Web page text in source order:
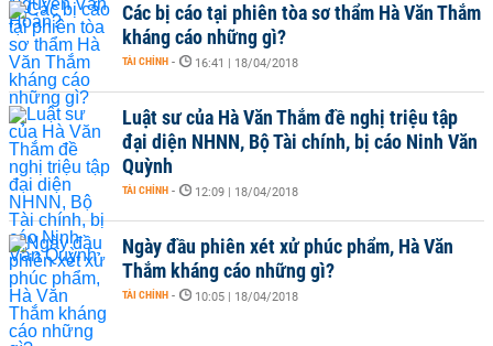
Các bị cáo tại phiên tòa sơ thẩm Hà Văn Thắm
kháng cáo những gì?
TÀI CHÍNH - 16:41 | 18/04/2018
Luật sư của Hà Văn Thắm đề nghị triệu tập
đại diện NHNN, Bộ Tài chính, bị cáo Ninh Văn
Quỳnh
TÀI CHÍNH - 12:09 | 18/04/2018
Ngày đầu phiên xét xử phúc phẩm, Hà Văn
Thắm kháng cáo những gì?
TÀI CHÍNH - 10:05 | 18/04/2018